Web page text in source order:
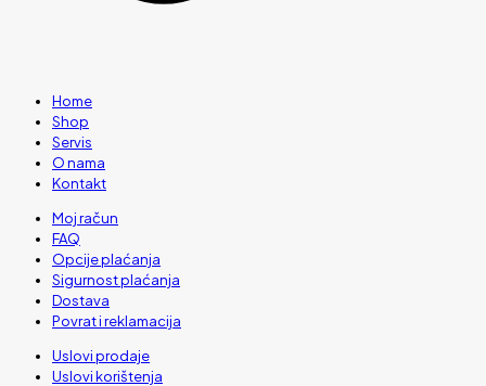
Home
Shop
Servis
O nama
Kontakt
Moj račun
FAQ
Opcije plaćanja
Sigurnost plaćanja
Dostava
Povrat i reklamacija
Uslovi prodaje
Uslovi korištenja